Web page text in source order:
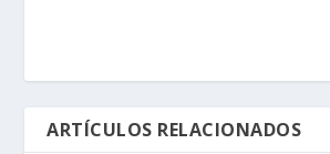
ARTÍCULOS RELACIONADOS